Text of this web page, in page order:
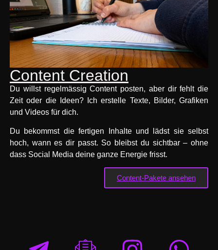
Content Creation
Du willst regelmässig Content posten, aber dir fehlt die
Zeit oder die Ideen? Ich erstelle Texte, Bilder, Grafiken
und Videos für dich.
Du bekommst die fertigen Inhalte und lädst sie selbst
hoch, wann es dir passt. So bleibst du sichtbar – ohne
dass Social Media deine ganze Energie frisst.
Content-Pakete ansehen